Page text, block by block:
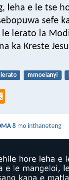
leha e le tse
sefe
le lerato la
ka Kreste
lerato mmoelanyi
8 mo inthaneteng